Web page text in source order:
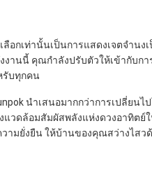
เลือกเท่านั้นเป็นการแสดงเจตจำ
นนี้ คุณกำลังปรับตัวให้เข้ากับกา
รับทุกคน
นำเสนอมากกว่าการเปลี่ยน
วดล้อมสัมผัสพลังแห่งดวงอาทิต
ามยั่งยืน ให้บ้านของคุณสว่างไส